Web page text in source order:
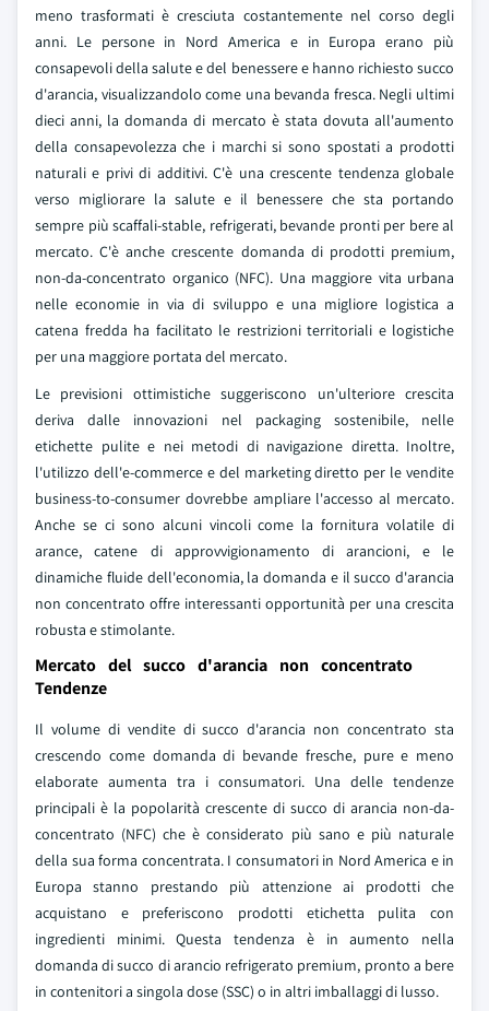
meno trasformati è cresciuta costantemente nel corso degli
anni. Le persone in Nord America e in Europa erano più
consapevoli della salute e del benessere e hanno richiesto succo
d'arancia, visualizzandolo come una bevanda fresca. Negli ultimi
dieci anni, la domanda di mercato è stata dovuta all'aumento
della consapevolezza che i marchi si sono spostati a prodotti
naturali e privi di additivi. C'è una crescente tendenza globale
verso migliorare la salute e il benessere che sta portando
sempre più scaffali-stable, refrigerati, bevande pronti per bere al
mercato. C'è anche crescente domanda di prodotti premium,
non-da-concentrato organico (NFC). Una maggiore vita urbana
nelle economie in via di sviluppo e una migliore logistica a
catena fredda ha facilitato le restrizioni territoriali e logistiche
per una maggiore portata del mercato.
Le previsioni ottimistiche suggeriscono un'ulteriore crescita
deriva dalle innovazioni nel packaging sostenibile, nelle
etichette pulite e nei metodi di navigazione diretta. Inoltre,
l'utilizzo dell'e-commerce e del marketing diretto per le vendite
business-to-consumer dovrebbe ampliare l'accesso al mercato.
Anche se ci sono alcuni vincoli come la fornitura volatile di
arance, catene di approvvigionamento di arancioni, e le
dinamiche fluide dell'economia, la domanda e il succo d'arancia
non concentrato offre interessanti opportunità per una crescita
robusta e stimolante.
Mercato del succo d'arancia non concentrato
Tendenze
Il volume di vendite di succo d'arancia non concentrato sta
crescendo come domanda di bevande fresche, pure e meno
elaborate aumenta tra i consumatori. Una delle tendenze
principali è la popolarità crescente di succo di arancia non-da-
concentrato (NFC) che è considerato più sano e più naturale
della sua forma concentrata. I consumatori in Nord America e in
Europa stanno prestando più attenzione ai prodotti che
acquistano e preferiscono prodotti etichetta pulita con
ingredienti minimi. Questa tendenza è in aumento nella
domanda di succo di arancio refrigerato premium, pronto a bere
in contenitori a singola dose (SSC) o in altri imballaggi di lusso.